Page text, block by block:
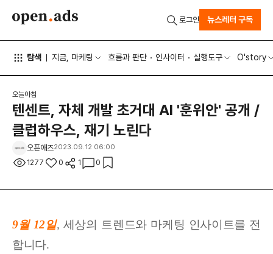
탐색 지금, 마케팅 흐름과 판단 인사이터 실행도구 O'story
로그인 뉴스레터 구독
오늘아침
텐센트, 자체 개발 초거대 AI '훈위안' 공개 /
클럽하우스, 재기 노린다
오픈애즈2023.09.12 06:00
1277 0 1 0
9월 12 일, 세상의 트렌드와 마케팅 인사이트를 전
합니다.